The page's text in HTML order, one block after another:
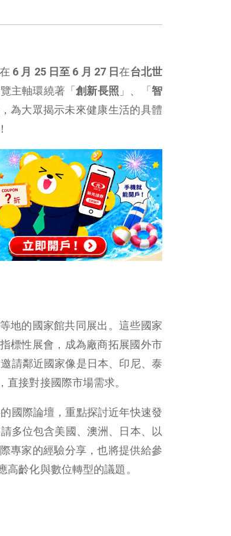
6 月 25 日至 6 月 27 日在台北世
主軸環繞著「創新長照 」、「 智
為大眾揭示未來健康生活的具體
等地的國家館共同展出。這些國家
標性展會，成為廠商拓展國外市
請鄰近國家像是日本、印尼、泰
接對接國際市場需求。
國際論壇，重點探討近年快速發
多位包含美國、澳洲、日本、以
專家的經驗分享，也將提供給參
齡化與數位轉型的議題。